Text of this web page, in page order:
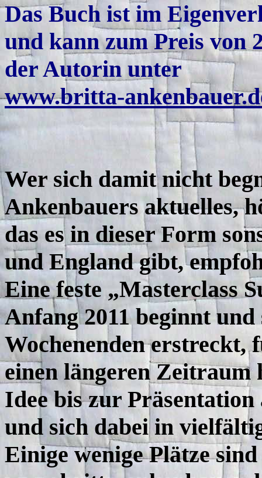
Das Buch ist im
und kann zum Preis von
der Autorin unter
www.britta-
Wer sich damit nicht
Ankenbauers aktuelles,
das es in dieser Form
und England gibt,
Eine feste „Masterclass
Anfang 2011 beginnt
Wochenenden erstreckt,
einen längeren
Idee bis zur
und sich dabei in
Einige wenige Plätze